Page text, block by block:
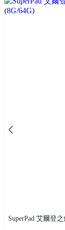
SuperPad 艾爾登